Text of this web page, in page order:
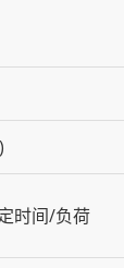
时间/负荷